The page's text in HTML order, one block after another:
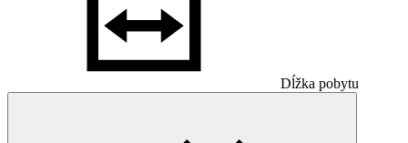
Dĺžka pobytu